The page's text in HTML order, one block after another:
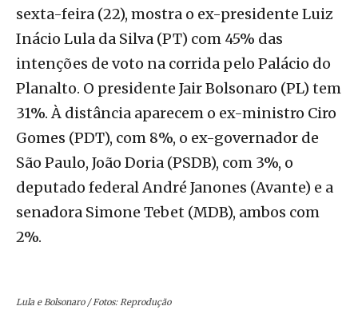
sexta-feira (22), mostra o ex-presidente Luiz
Inácio Lula da Silva (PT) com 45% das
intenções de voto na corrida pelo Palácio do
Planalto. O presidente Jair Bolsonaro (PL) tem
31%. À distância aparecem o ex-ministro Ciro
Gomes (PDT), com 8%, o ex-governador de
São Paulo, João Doria (PSDB), com 3%, o
deputado federal André Janones (Avante) e a
senadora Simone Tebet (MDB), ambos com
2%.
Lula e Bolsonaro / Fotos: Reprodução